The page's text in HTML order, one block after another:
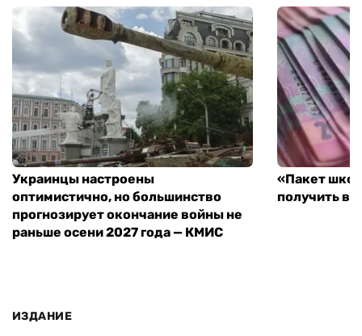
Украинцы настроены
оптимистично, но большинство
прогнозирует окончание войны не
раньше осени 2027 года — КМИС
«Пакет
получить
ИЗДАНИЕ